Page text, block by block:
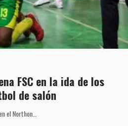
FSC en la ida de los
de salón
el Northon…